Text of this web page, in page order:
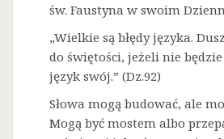
św. Faustyna w swoim
„Wielkie są błędy języka.
do świętości, jeżeli nie
język swój.” (Dz.92)
Słowa mogą budować, ale
Mogą być mostem albo